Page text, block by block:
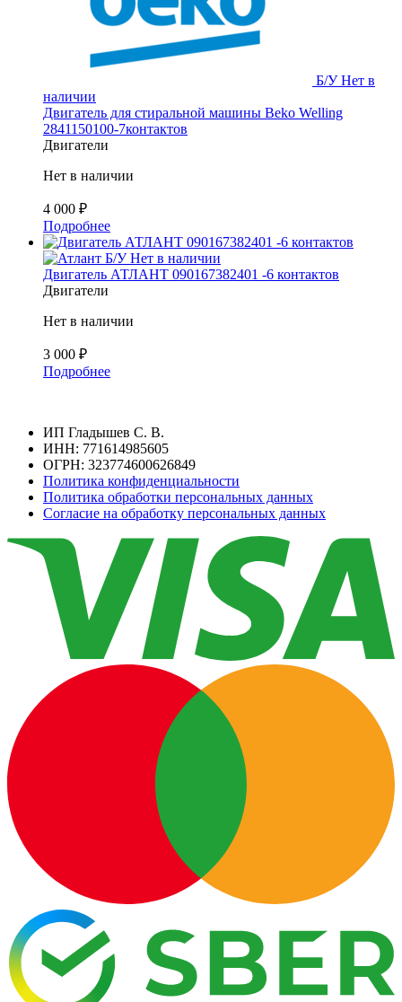
Б/У Нет в
наличии
Двигатель для стиральной машины Beko Welling
2841150100-7контактов
Двигатели
Нет в наличии
4 000 ₽
Подробнее
Б/У Нет в наличии
Двигатель АТЛАНТ 090167382401 -6 контактов
Двигатели
Нет в наличии
3 000 ₽
Подробнее
ИП Гладышев С. В.
ИНН: 771614985605
ОГРН: 323774600626849
Политика конфиденциальности
Политика обработки персональных данных
Согласие на обработку персональных данных